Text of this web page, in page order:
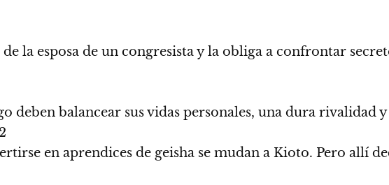
la esposa de un congresista y la obliga a confrontar
deben balancear sus vidas personales, una dura rivalidad
en aprendices de geisha se mudan a Kioto. Pero allí